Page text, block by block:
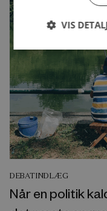
DEBATINDLÆG
Når en politik
VIS